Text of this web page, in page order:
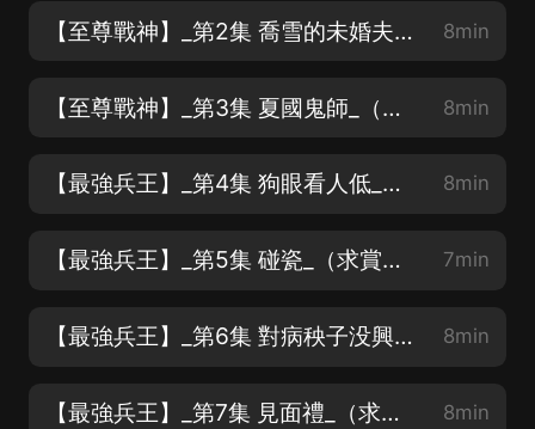
【至尊戰神】_第2集 喬雪的未婚夫_（新書上架、求賞月票、求訂閱、求關注） 8min
【至尊戰神】_第3集 夏國鬼師_（新書上架、求賞月票、求訂閱、求關注） 8min
【最強兵王】_第4集 狗眼看人低_（求賞月票、求訂閱、求關注） 8min
【最強兵王】_第5集 碰瓷_（求賞月票、求訂閱、求關注） 7min
【最強兵王】_第6集 對病秧子没興趣_（求賞月票、求訂閱、求關注） 8min
【最強兵王】_第7集 見面禮_（求賞月票、求訂閱、求關注） 8min